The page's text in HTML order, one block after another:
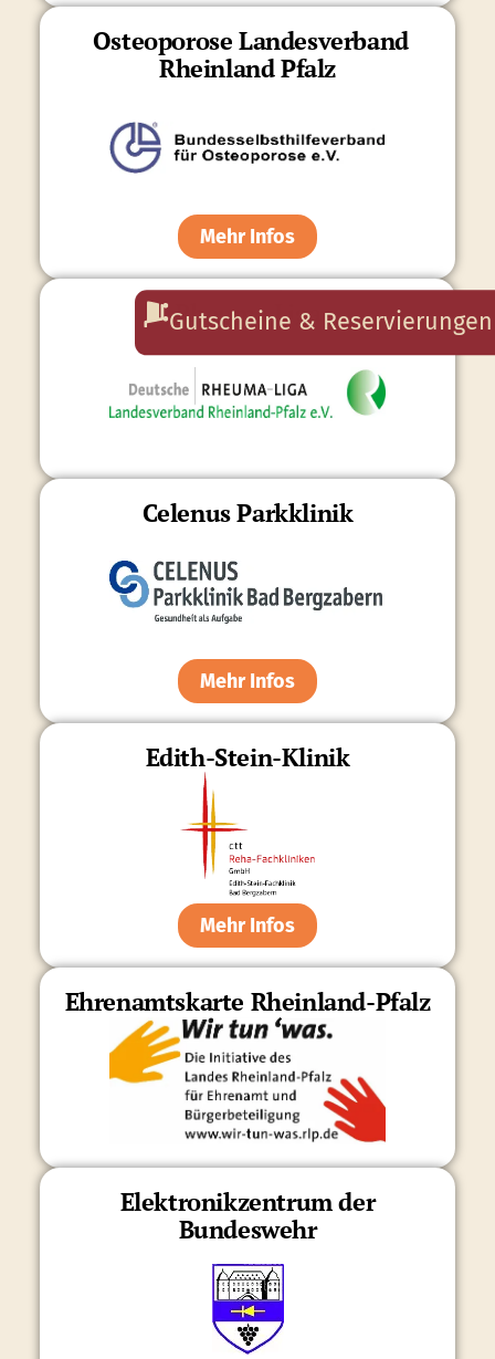
Gutscheine & Reservierungen
Osteoporose Landesverband
Rheinland Pfalz
Mehr Infos
Rheuma Liga
Celenus Parkklinik
Mehr Infos
Edith-Stein-Klinik
Mehr Infos
Ehrenamtskarte Rheinland-Pfalz
Elektronikzentrum der
Bundeswehr